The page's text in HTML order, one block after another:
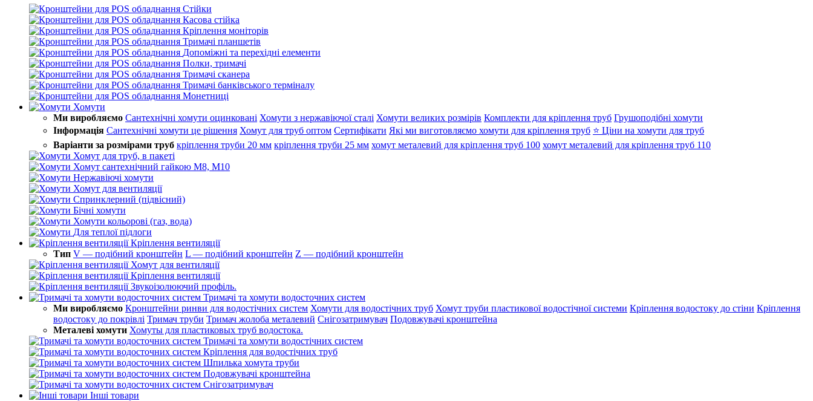
Стійки
Касова стійка
Кріплення моніторів
Тримачі планшетів
Допоміжні та перехідні елементи
Полки, тримачі
Тримачі сканера
Тримачі банківського терміналу
Монетниці
Хомути
Ми виробляємо Сантехнічні хомути оцинковані Хомути з нержавіючої сталі Хомути великих розмірів Комплекти для кріплення труб Грушоподібні хомути
Інформація Сантехнічні хомути це рішення Хомут для труб оптом Сертифікати Які ми виготовляємо хомути для кріплення труб ⭐ Ціни на хомути для труб
Варіанти за розмірами труб кріплення труби 20 мм кріплення труби 25 мм хомут металевий для кріплення труб 100 хомут металевий для кріплення труб 110
Хомут для труб, в пакеті
Хомут сантехнічний гайкою М8, М10
Нержавіючі хомути
Хомут для вентиляції
Спринклерний (підвісний)
Бічні хомути
Хомути кольорові (газ, вода)
Для теплої підлоги
Кріплення вентиляції
Тип V — подібний кронштейн L — подібний кронштейн Z — подібний кронштейн
Хомут для вентиляції
Кріплення вентиляції
Звукоізолюючий профіль.
Тримачі та хомути водосточних систем
Ми виробляємо Кронштейни ринви для водостічних систем Хомути для водостічних труб Хомут труби пластикової водостічної системи Кріплення водостоку до стіни Кріплення
водостоку до покрівлі Тримач труби Тримач жолоба металевий Снігозатримувач Подовжувачі кронштейна
Металеві хомути Хомуты для пластиковых труб водостока.
Тримачі та хомути водостічних систем
Кріплення для водостічних труб
Шпилька хомута труби
Подовжувачі кронштейна
Снігозатримувач
Інші товари